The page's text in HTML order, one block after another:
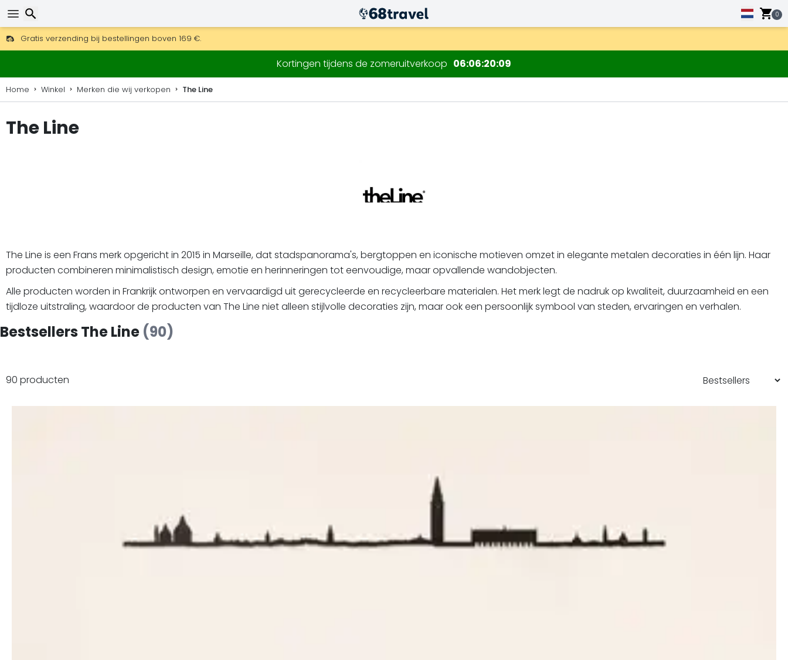
0
Gratis verzending bij bestellingen boven 169 €.
DHL Express is ook beschikbaar.
Kortingen tijdens de zomeruitverkoop 06 06 20 08
Home Winkel Merken die wij verkopen The Line
The Line
The Line is een Frans merk opgericht in 2015 in Marseille, dat stadspanorama's, bergtoppen en iconische motieven omzet in elegante metalen decoraties in één lijn. Haar
producten combineren minimalistisch design, emotie en herinneringen tot eenvoudige, maar opvallende wandobjecten.
Alle producten worden in Frankrijk ontworpen en vervaardigd uit gerecycleerde en recycleerbare materialen. Het merk legt de nadruk op kwaliteit, duurzaamheid en een
tijdloze uitstraling, waardoor de producten van The Line niet alleen stijlvolle decoraties zijn, maar ook een persoonlijk symbool van steden, ervaringen en verhalen.
Bestsellers The Line (90)
90 producten